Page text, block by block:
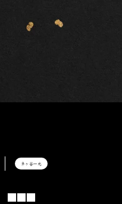
多ヶ谷一光
■■■